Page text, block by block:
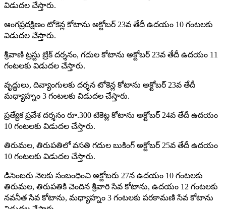
విడుదల చేస్తారు.
ఆంగప్రదక్షిణం టోకెన్ల కోటాను అక్టోబర్ 23వ తేదీ ఉదయం 10 గంటలకు
విడుదల చేస్తారు.
శ్రీ‌వాణి ట్ర‌స్టు బ్రేక్ ద‌ర్శ‌నం, గ‌దుల కోటాను అక్టోబర్ 23వ తేదీ ఉదయం 11
గంటలకు విడుదల చేస్తారు.
వృద్ధులు, దివ్యాంగులకు ద‌ర్శ‌న టోకెన్ల కోటాను అక్టోబర్ 23వ తేదీ
మ‌ధ్యాహ్నం 3 గంటలకు విడుదల చేస్తారు.
ప్ర‌త్యేక ప్ర‌వేశ ద‌ర్శ‌నం రూ.300 టికెట్ల కోటాను అక్టోబర్ 24వ తేదీ ఉద‌యం
10 గంటలకు విడుదల చేస్తారు.
తిరుమ‌ల‌, తిరుప‌తిలో వ‌స‌తి గ‌దుల బుకింగ్‌ అక్టోబర్ 25వ తేదీ ఉద‌యం
10 గంటలకు విడుదల చేస్తారు.
డిసెంబరు నెలకు సంబంధించి అక్టోబరు 27న ఉదయం 10 గంటలకు
తిరుమల, తిరుపతికి చెందిన శ్రీవారి సేవ కోటాను, ఉదయం 12 గంటలకు
నవనీత సేవ కోటాను, మధ్యాహ్నం 3 గంటలకు పరకామణి సేవ కోటాను